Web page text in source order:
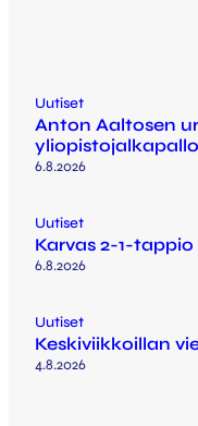
Uutiset
Anton Aaltosen
6.8.2026
Uutiset
Karvas 2-1-tappio
6.8.2026
Uutiset
Keskiviikkoillan
4.8.2026